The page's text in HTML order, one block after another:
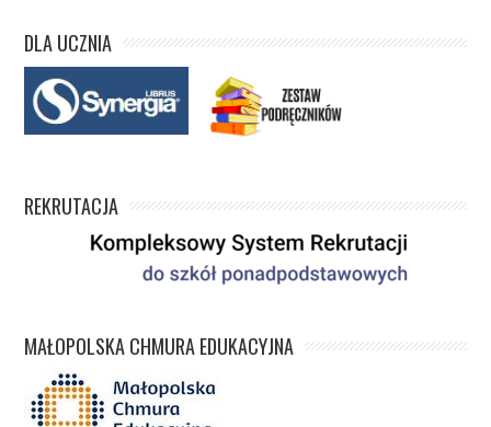
DLA UCZNIA
REKRUTACJA
MAŁOPOLSKA CHMURA EDUKACYJNA